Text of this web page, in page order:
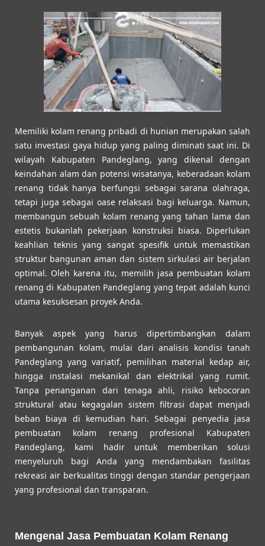
Memiliki kolam renang pribadi di hunian merupakan salah
satu investasi gaya hidup yang paling diminati saat ini. Di
wilayah Kabupaten Pandeglang, yang dikenal dengan
keindahan alam dan potensi wisatanya, keberadaan kolam
renang tidak hanya berfungsi sebagai sarana olahraga,
tetapi juga sebagai oase relaksasi bagi keluarga. Namun,
membangun sebuah kolam renang yang tahan lama dan
estetis bukanlah pekerjaan konstruksi biasa. Diperlukan
keahlian teknis yang sangat spesifik untuk memastikan
struktur bangunan aman dan sistem sirkulasi air berjalan
optimal. Oleh karena itu, memilih jasa pembuatan kolam
renang di Kabupaten Pandeglang yang tepat adalah kunci
utama kesuksesan proyek Anda.
Banyak aspek yang harus dipertimbangkan dalam
pembangunan kolam, mulai dari analisis kondisi tanah
Pandeglang yang variatif, pemilihan material kedap air,
hingga instalasi mekanikal dan elektrikal yang rumit.
Tanpa penanganan dari tenaga ahli, risiko kebocoran
struktural atau kegagalan sistem filtrasi dapat menjadi
beban biaya di kemudian hari. Sebagai penyedia jasa
pembuatan kolam renang profesional Kabupaten
Pandeglang, kami hadir untuk memberikan solusi
menyeluruh bagi Anda yang mendambakan fasilitas
rekreasi air berkualitas tinggi dengan standar pengerjaan
yang profesional dan transparan.
Mengenal Jasa Pembuatan Kolam Renang